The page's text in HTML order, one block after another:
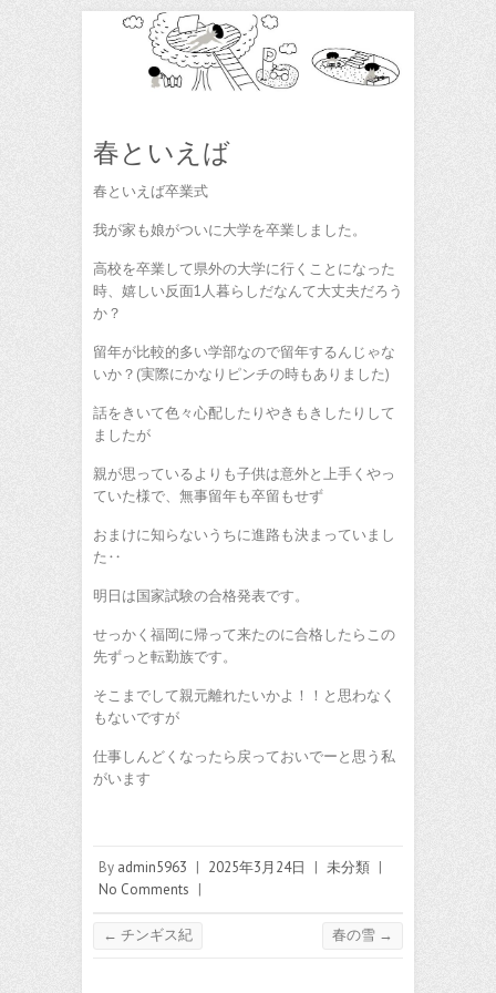
春といえば
春といえば卒業式
我が家も娘がついに大学を卒業しました。
高校を卒業して県外の大学に行くことになった
時、嬉しい反面1人暮らしだなんて大丈夫だろう
か？
留年が比較的多い学部なので留年するんじゃな
いか？(実際にかなりピンチの時もありました)
話をきいて色々心配したりやきもきしたりして
ましたが
親が思っているよりも子供は意外と上手くやっ
ていた様で、無事留年も卒留もせず
おまけに知らないうちに進路も決まっていまし
た‥
明日は国家試験の合格発表です。
せっかく福岡に帰って来たのに合格したらこの
先ずっと転勤族です。
そこまでして親元離れたいかよ！！と思わなく
もないですが
仕事しんどくなったら戻っておいでーと思う私
がいます
By admin5963 | 2025年3月24日 | 未分類 |
No Comments |
← チンギス紀 春の雪 →